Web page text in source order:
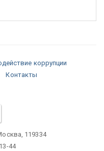
коррупции
Контакты
119334
44